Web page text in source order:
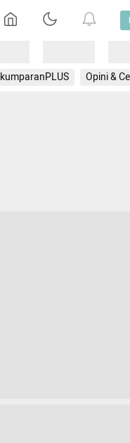
kumparanPLUS Opini &